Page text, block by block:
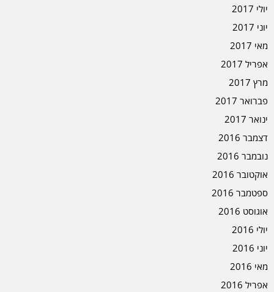
יולי 2017
יוני 2017
מאי 2017
אפריל 2017
מרץ 2017
פברואר 2017
ינואר 2017
דצמבר 2016
נובמבר 2016
אוקטובר 2016
ספטמבר 2016
אוגוסט 2016
יולי 2016
יוני 2016
מאי 2016
אפריל 2016